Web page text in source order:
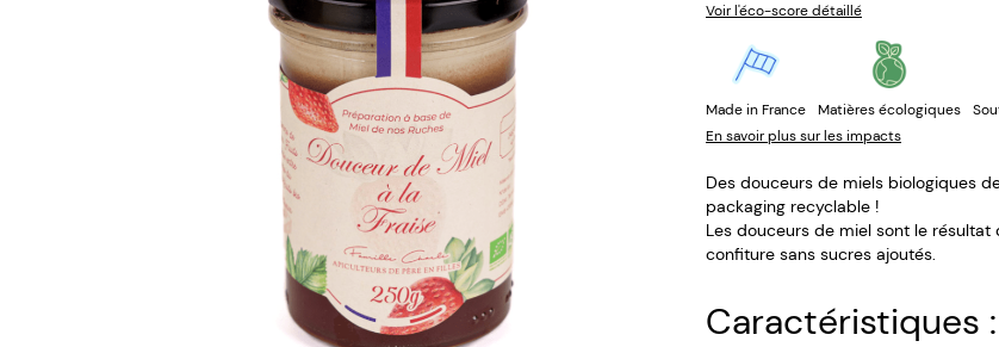
Voir l'éco-score détaillé
Made in France Matières écologiques
En savoir plus sur les impacts
Des douceurs de miels biologiques
packaging recyclable !
Les douceurs de miel sont le
confiture sans sucres ajoutés.
Caractéristiques :